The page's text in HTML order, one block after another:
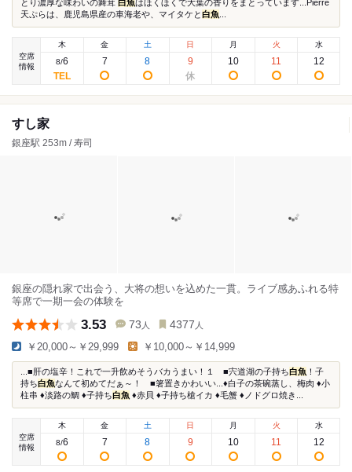
とり濃厚な味わいの舞茸 白魚はほくほくで大葉の香りをまとっています...Pierre
天ぷらは、鹿児島県産の車海老や、マイタケと白魚
空席
情報
木
8/6
金
7
土
8
日
9
月
10
火
11
水
12
すし家
銀座駅 253m / 寿司
銀座の隠れ家で出会う、大将の想いを込めた一貫。ライブ感あふれる特
等席で一期一会の体験を
3.53 73 人 4377 人
￥20,000～￥29,999 ￥10,000～￥14,999
...■肝の塩辛！これで一升飲めそうバカうまい！１ ■宍道湖の子持ち白魚 ！子
持ち白魚なんて初めてだぁ～！ ■箸置きかわいい...♦️白子の茶碗蒸し、梅肉 ♦️小
柱串 ♦️淡路の鯛 ♦️子持ち白魚 ♦️赤貝 ♦️子持ち槍イカ ♦️毛蟹 ♦️ノドグロ焼き...
空席
情報
木
8/6
金
7
土
8
日
9
月
10
火
11
水
12